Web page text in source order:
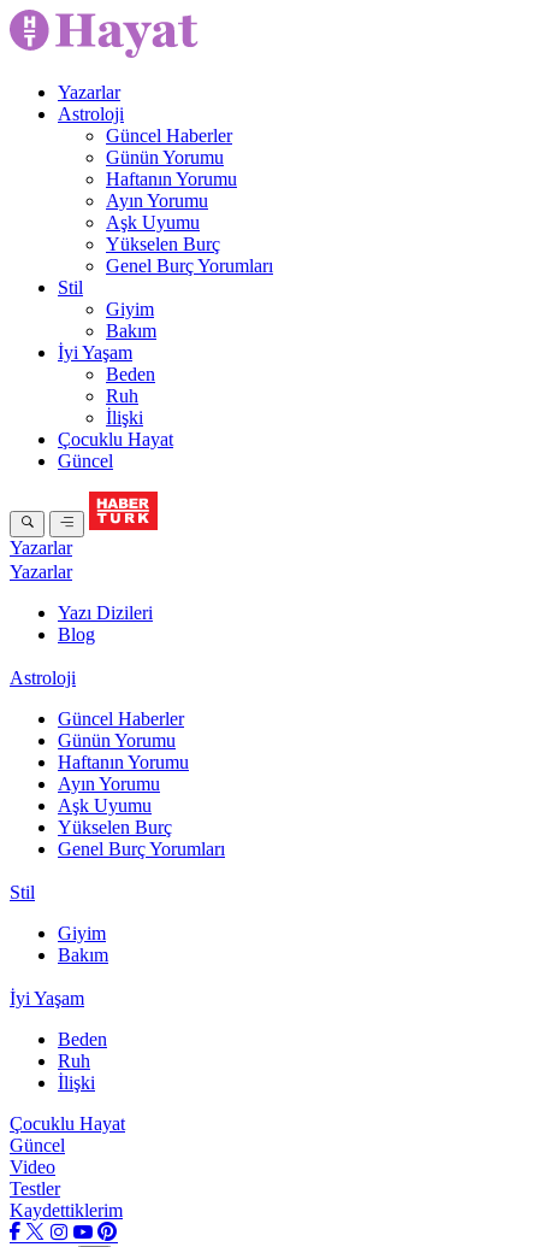
Yazarlar
Astroloji
Güncel Haberler
Günün Yorumu
Haftanın Yorumu
Ayın Yorumu
Aşk Uyumu
Yükselen Burç
Genel Burç Yorumları
Stil
Giyim
Bakım
İyi Yaşam
Beden
Ruh
İlişki
Çocuklu Hayat
Güncel
Yazarlar
Yazarlar
Yazı Dizileri
Blog
Astroloji
Güncel Haberler
Günün Yorumu
Haftanın Yorumu
Ayın Yorumu
Aşk Uyumu
Yükselen Burç
Genel Burç Yorumları
Stil
Giyim
Bakım
İyi Yaşam
Beden
Ruh
İlişki
Çocuklu Hayat
Güncel
Video
Testler
Kaydettiklerim